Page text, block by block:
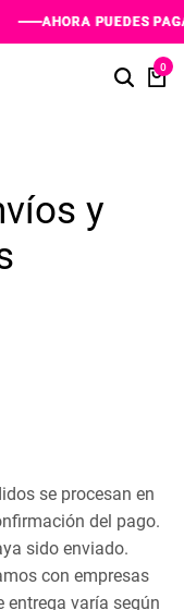
AHORA PUEDES
AHORA PUEDES
AHORA PUEDES
0
y
se procesan en
del pago.
sido enviado.
con empresas
entrega varía según